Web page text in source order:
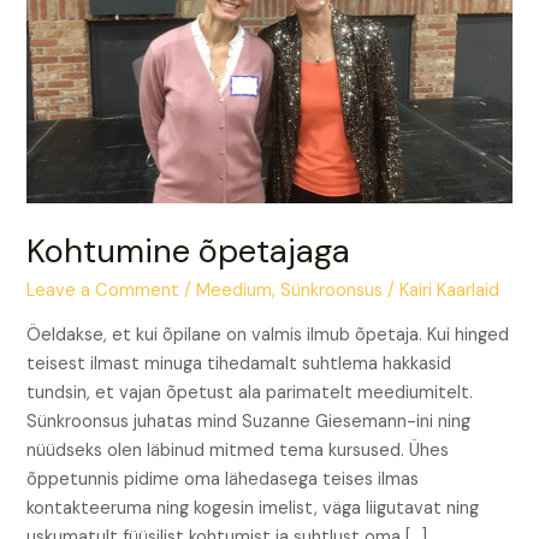
Kohtumine õpetajaga
Leave a Comment /Meedium,Sünkroonsus /Kairi Kaarlaid
Öeldakse, et kui õpilane on valmis ilmub õpetaja. Kui hinged
teisest ilmast minuga tihedamalt suhtlema hakkasid
tundsin, et vajan õpetust ala parimatelt meediumitelt.
Sünkroonsus juhatas mind Suzanne Giesemann-ini ning
nüüdseks olen läbinud mitmed tema kursused. Ühes
õppetunnis pidime oma lähedasega teises ilmas
kontakteeruma ning kogesin imelist, väga liigutavat ning